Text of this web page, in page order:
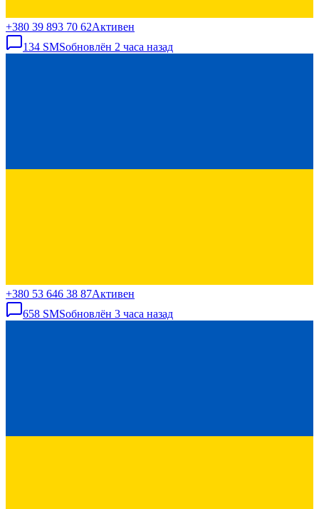
+380 39 893 70 62Активен
134 SMSобновлён 2 часа назад
+380 53 646 38 87Активен
658 SMSобновлён 3 часа назад